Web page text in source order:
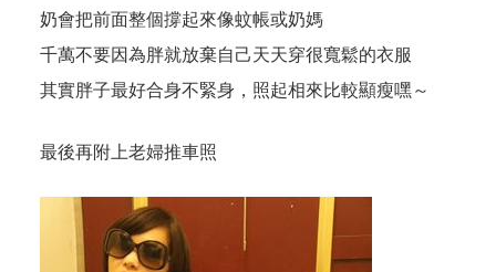
奶會把前面整個撐起來像蚊帳或奶媽
千萬不要因為胖就放棄自己天天穿很寬鬆的衣服
其實胖子最好合身不緊身，照起相來比較顯瘦嘿～
最後再附上老婦推車照